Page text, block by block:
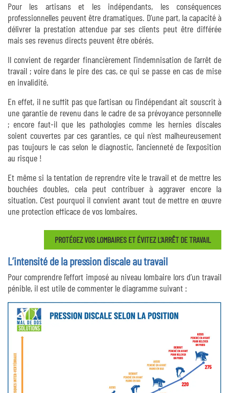
Pour les artisans et les indépendants, les conséquences
professionnelles peuvent être dramatiques. D’une part, la capacité à
délivrer la prestation attendue par ses clients peut être différée
mais ses revenus directs peuvent être obérés.
Il convient de regarder financièrement l’indemnisation de l’arrêt de
travail ; voire dans le pire des cas, ce qui se passe en cas de mise
en invalidité.
En effet, il ne suffit pas que l’artisan ou l’indépendant ait souscrit à
une garantie de revenu dans le cadre de sa prévoyance personnelle
; encore faut-il que les pathologies comme les hernies discales
soient couvertes par ces garanties, ce qui n’est malheureusement
pas toujours le cas selon le diagnostic, l’ancienneté de l’exposition
au risque !
Et même si la tentation de reprendre vite le travail et de mettre les
bouchées doubles, cela peut contribuer à aggraver encore la
situation. C’est pourquoi il convient avant tout de mettre en œuvre
une protection efficace de vos lombaires.
PROTÉGEZ VOS LOMBAIRES ET ÉVITEZ L’ARRÊT DE TRAVAIL
L’intensité de la pression discale au travail
Pour comprendre l’effort imposé au niveau lombaire lors d’un travail
pénible, il est utile de commenter le diagramme suivant :